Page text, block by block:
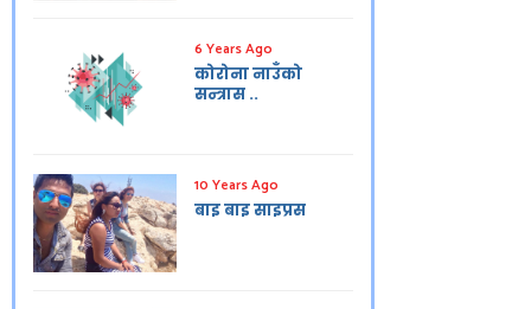
6 Years Ago
कोरोना नाउँको
सन्त्रास ..
10 Years Ago
बाइ बाइ साइप्रस